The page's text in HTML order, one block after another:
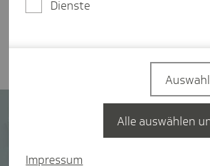
Eine neue wissenschaftliche
Dienste
Impressum
Alle auswählen